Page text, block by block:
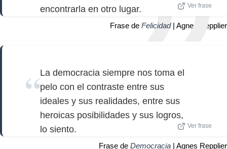
encontrarla en otro lugar.
Ver frase
Frase de Felicidad| Agnes Repplier
La democracia siempre nos toma el
pelo con el contraste entre sus
ideales y sus realidades, entre sus
heroicas posibilidades y sus logros,
lo siento.
Ver frase
Frase de Democracia | Agnes Repplier